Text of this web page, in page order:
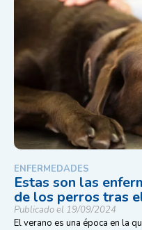
ENFERMEDADES
Estas son las
de los perros tras
Publicado el 19/09/2024
El verano es una época en la